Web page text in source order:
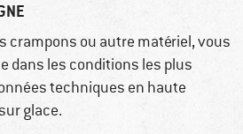
crampons ou autre matériel, vous
dans les conditions les plus
techniques en haute
glace.